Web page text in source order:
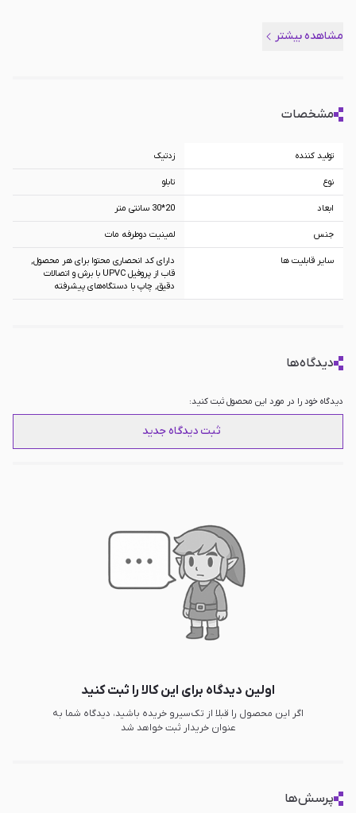
مشاهده بیشتر
مشخصات
تولید کننده زد‌تیک
نوع تابلو
ابعاد 20*30 سانتی متر
جنس لمینیت دوطرفه مات
سایر قابلیت ها
دارای کد انحصاری محتوا برای هر محصول,
قاب از پروفیل UPVC با برش و اتصالات
دقیق, چاپ با دستگاه‌های پیشرفته
دیدگاه‌ها
دیدگاه خود را در مورد این محصول ثبت کنید:
ثبت دیدگاه جدید
اولین دیدگاه برای این کالا را ثبت کنید
اگر این محصول را قبلا از تک‌سیرو خریده باشید، دیدگاه شما به
عنوان خریدار ثبت خواهد شد
پرسش‌ها